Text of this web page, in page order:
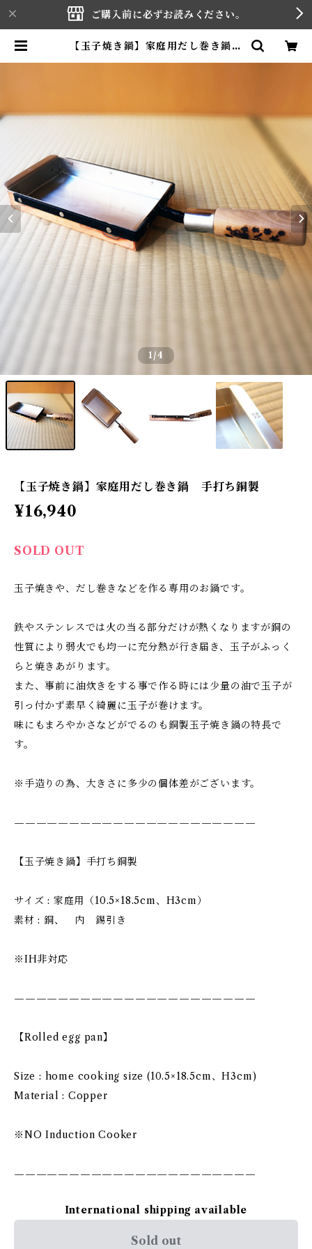
ご購入前に必ずお読みください。
【玉子焼き鍋】家庭用だし巻き鍋
1/4
【玉子焼き鍋】家庭用だし巻き鍋 手打ち銅製
¥16,940
SOLD OUT
玉子焼きや、だし巻きなどを作る専用のお鍋です。
鉄やステンレスでは火の当る部分だけが熱くなりますが銅の
性質により弱火でも均一に充分熱が行き届き、玉子がふっく
らと焼きあがります。
また、事前に油炊きをする事で作る時には少量の油で玉子が
引っ付かず素早く綺麗に玉子が巻けます。
味にもまろやかさなどがでるのも銅製玉子焼き鍋の特長で
す。
※手造りの為、大きさに多少の個体差がございます。
——————————————————————
【玉子焼き鍋】手打ち銅製
サイズ : 家庭用（10.5×18.5cm、H3cm）
素材 : 銅、 内 錫引き
※IH非対応
——————————————————————
【Rolled egg pan】
Size : home cooking size (10.5×18.5cm、H3cm)
Material : Copper
※NO Induction Cooker
——————————————————————
International shipping available
Sold out